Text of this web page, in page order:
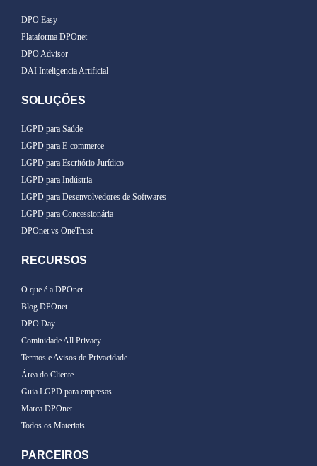
DPO Easy
Plataforma DPOnet
DPO Advisor
DAI Inteligencia Artificial
SOLUÇÕES
LGPD para Saúde
LGPD para E-commerce
LGPD para Escritório Jurídico
LGPD para Indústria
LGPD para Desenvolvedores de Softwares
LGPD para Concessionária
DPOnet vs OneTrust
RECURSOS
O que é a DPOnet
Blog DPOnet
DPO Day
Cominidade All Privacy
Termos e Avisos de Privacidade
Área do Cliente
Guia LGPD para empresas
Marca DPOnet
Todos os Materiais
PARCEIROS